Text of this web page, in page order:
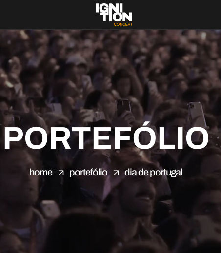
PORTEFÓLIO
home portefólio dia de portugal